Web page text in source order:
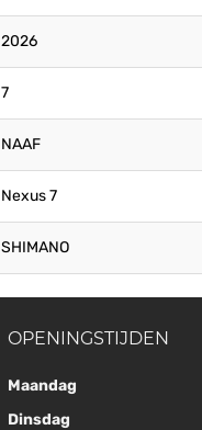
2026
7
NAAF
Nexus 7
SHIMANO
OPENINGSTIJDEN
Maandag
Dinsdag